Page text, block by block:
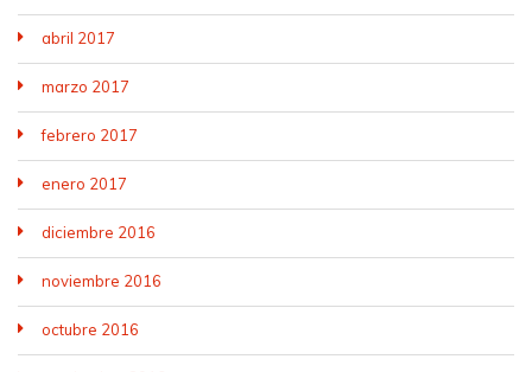
abril 2017
marzo 2017
febrero 2017
enero 2017
diciembre 2016
noviembre 2016
octubre 2016